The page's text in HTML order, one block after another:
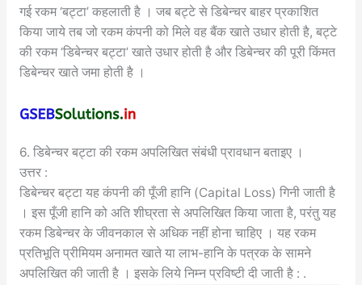
गई रकम ‘बट्टा’ कहलाती है । जब बट्टे से डिबेन्चर बाहर प्रकाशित
किया जाये तब जो रकम कंपनी को मिले वह बैंक खाते उधार होती है, बट्टे
की रकम ‘डिबेन्चर बट्टा’ खाते उधार होती है और डिबेन्चर की पूरी किंमत
डिबेन्चर खाते जमा होती है ।
6. डिबेन्चर बट्टा की रकम अपलिखित संबंधी प्रावधान बताइए ।
उत्तर :
डिबेन्चर बट्टा यह कंपनी की पूँजी हानि (Capital Loss) गिनी जाती है
। इस पूँजी हानि को अति शीघ्रता से अपलिखित किया जाता है, परंतु यह
रकम डिबेन्चर के जीवनकाल से अधिक नहीं होना चाहिए । यह रकम
प्रतिभूति प्रीमियम अनामत खाते या लाभ-हानि के पत्रक के सामने
अपलिखित की जाती है । इसके लिये निम्न प्रविष्टी दी जाती है : .